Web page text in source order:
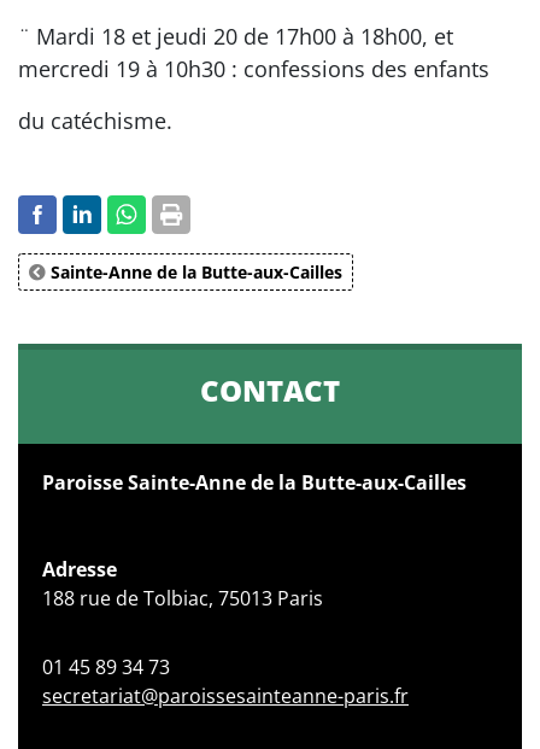
¨ Mardi 18 et jeudi 20 de 17h00 à 18h00, et
mercredi 19 à 10h30 : confessions des enfants
du catéchisme.
Sainte-Anne de la Butte-aux-Cailles
CONTACT
Paroisse Sainte-Anne de la Butte-aux-Cailles
Adresse
188 rue de Tolbiac, 75013 Paris
01 45 89 34 73
secretariat@paroissesainteanne-paris.fr